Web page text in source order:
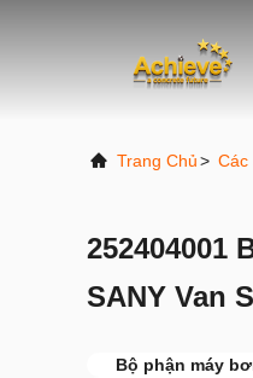
Trang Chủ> Các
252404001
SANY Van S
Bộ phận máy